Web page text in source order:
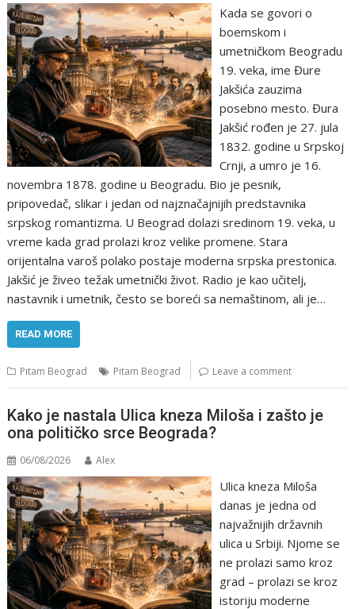
Kada se govori o
boemskom i
umetničkom Beogradu
19. veka, ime Đure
Jakšića zauzima
posebno mesto. Đura
Jakšić rođen je 27. jula
1832. godine u Srpskoj
Crnji, a umro je 16.
novembra 1878. godine u Beogradu. Bio je pesnik,
pripovedač, slikar i jedan od najznačajnijih predstavnika
srpskog romantizma. U Beograd dolazi sredinom 19. veka, u
vreme kada grad prolazi kroz velike promene. Stara
orijentalna varoš polako postaje moderna srpska prestonica.
Jakšić je živeo težak umetnički život. Radio je kao učitelj,
nastavnik i umetnik, često se boreći sa nemaštinom, ali je…
READ MORE
Pitam Beograd Pitam Beograd Leave a comment
Kako je nastala Ulica kneza Miloša i zašto je
ona političko srce Beograda?
06/08/2026 Alex
Ulica kneza Miloša
danas je jedna od
najvažnijih državnih
ulica u Srbiji. Njome se
ne prolazi samo kroz
grad – prolazi se kroz
istoriju moderne